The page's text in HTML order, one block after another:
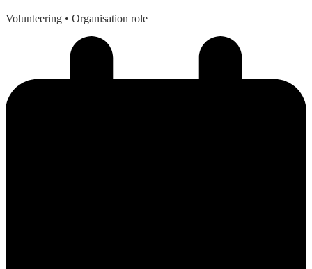
Volunteering • Organisation role